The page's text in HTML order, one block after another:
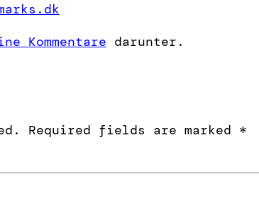
Kommentare darunter.
Required fields are marked *